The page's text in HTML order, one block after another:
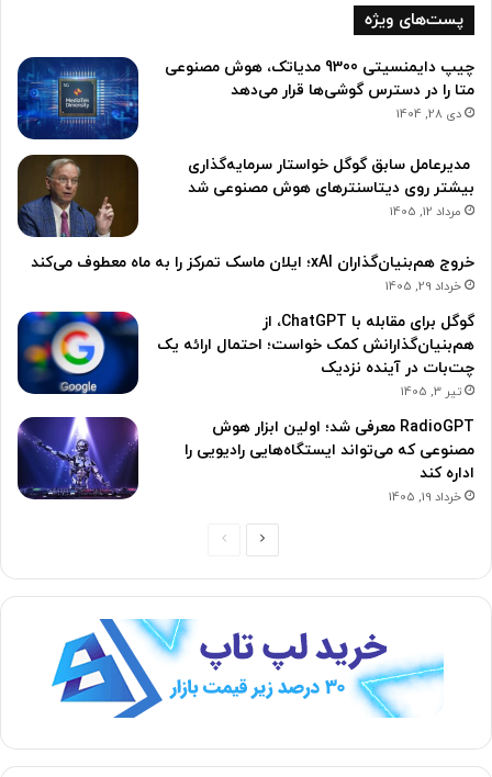
ق
ا
ب
د
ی
ج
پست‌های ویژه
چیپ دایمنسیتی 9300 مدیاتک، هوش مصنوعی
متا را در دسترس گوشی‌ها قرار می‌دهد
دی 28, 1404
مدیرعامل سابق گوگل خواستار سرمایه‌گذاری
بیشتر روی دیتاسنترهای هوش مصنوعی شد
مرداد 12, 1405
خروج هم‌بنیان‌گذاران xAI؛ ایلان ماسک تمرکز را به ماه معطوف می‌کند
خرداد 29, 1405
گوگل برای مقابله با ChatGPT، از
هم‌بنیان‌گذارانش کمک خواست؛ احتمال ارائه یک
چت‌بات در آینده نزدیک
تیر 3, 1405
RadioGPT معرفی شد؛ اولین ابزار هوش
مصنوعی که می‌تواند ایستگاه‌هایی رادیویی را
اداره کند
خرداد 19, 1405
ح
ق
ب
ی
ح
ه
ع
ی